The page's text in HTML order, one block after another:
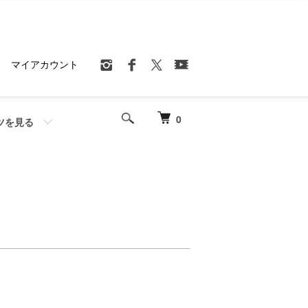
0
を見る
マイアカウント